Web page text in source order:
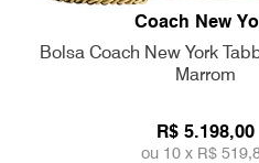
Coach New
Bolsa Coach New York
Marrom
R$ 5.198,00
ou 10 x R$